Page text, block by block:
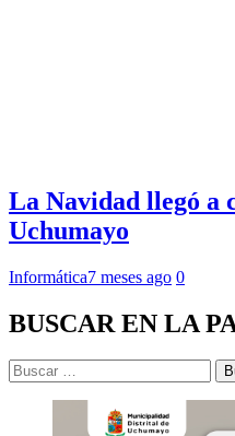
La Navidad llegó a
Uchumayo
Informática7 meses ago 0
BUSCAR EN LA
Buscar: